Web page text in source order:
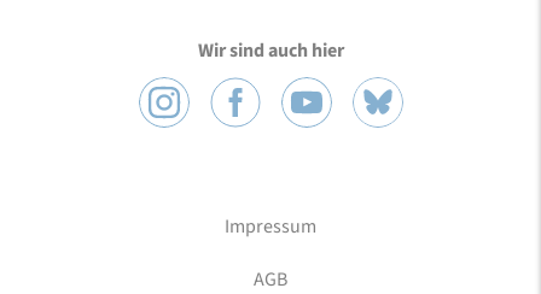
Wir sind auch hier
Impressum
AGB